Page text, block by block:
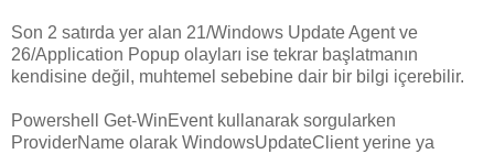
Son 2 satırda yer alan 21/Windows Update Agent ve
26/Application Popup olayları ise tekrar başlatmanın
kendisine değil, muhtemel sebebine dair bir bilgi içerebilir.
Powershell Get-WinEvent kullanarak sorgularken
ProviderName olarak WindowsUpdateClient yerine ya